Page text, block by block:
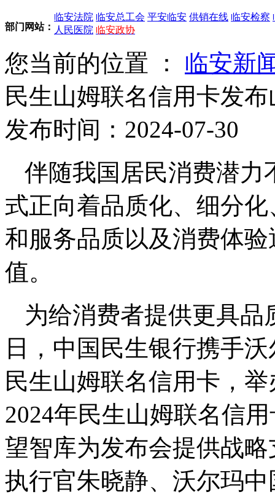
部门网站：
临安法院 临安总工会 平安临安 供销在线 临安检察
人民医院 临安政协
您当前的位置 ： 临安新
民生山姆联名信用卡发
发布时间：2024-07-30
伴随我国居民消费潜力
式正向着品质化、细分
和服务品质以及消费体
值。
为给消费者提供更具品
日，中国民生银行携手
民生山姆联名信用卡，
2024年民生山姆联名信
望智库为发布会提供战
执行官朱晓静、沃尔玛